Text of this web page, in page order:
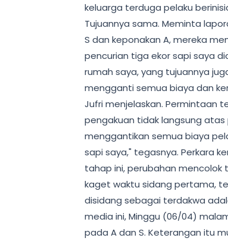
keluarga terduga pelaku
Tujuannya sama. Meminta
S dan keponakan A, mereka
pencurian tiga ekor sapi saya
rumah saya, yang tujuannya
mengganti semua biaya dan
Jufri menjelaskan. Permintaan
pengakuan tidak langsung atas
menggantikan semua biaya
sapi saya," tegasnya. Perkara
tahap ini, perubahan mencolok
kaget waktu sidang pertama,
disidang sebagai terdakwa
media ini, Minggu (06/04)
pada A dan S. Keterangan itu